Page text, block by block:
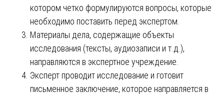
котором четко формулируются вопросы, которые
необходимо поставить перед экспертом.
Материалы дела, содержащие объекты
исследования (тексты, аудиозаписи и т.д.),
направляются в экспертное учреждение.
Эксперт проводит исследование и готовит
письменное заключение, которое направляется в